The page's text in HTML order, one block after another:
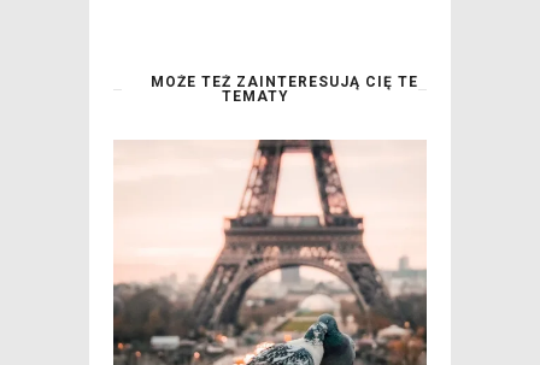
MOŻE TEŻ ZAINTERESUJĄ CIĘ TE
TEMATY